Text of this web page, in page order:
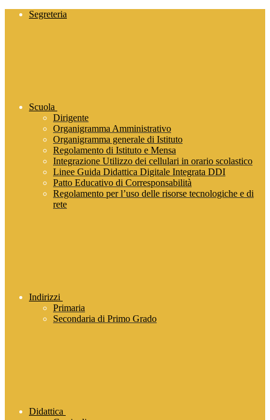
Segreteria
Scuola
Dirigente
Organigramma Amministrativo
Organigramma generale di Istituto
Regolamento di Istituto e Mensa
Integrazione Utilizzo dei cellulari in orario scolastico
Linee Guida Didattica Digitale Integrata DDI
Patto Educativo di Corresponsabilità
Regolamento per l’uso delle risorse tecnologiche e di
rete
Indirizzi
Primaria
Secondaria di Primo Grado
Didattica